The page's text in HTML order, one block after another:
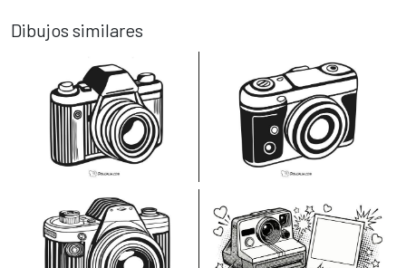
Dibujos similares